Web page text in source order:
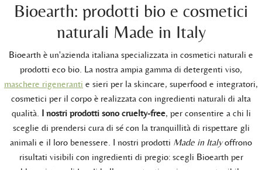
Bioearth: prodotti bio e cosmetici
naturali Made in Italy
Bioearth è un'azienda italiana specializzata in cosmetici naturali e
prodotti eco bio. La nostra ampia gamma di detergenti viso,
maschere rigeneranti e sieri per la skincare, superfood e integratori,
cosmetici per il corpo è realizzata con ingredienti naturali di alta
qualità. I nostri prodotti sono cruelty-free, per consentire a chi li
sceglie di prendersi cura di sé con la tranquillità di rispettare gli
animali e il loro benessere. I nostri prodotti Made in Italyoffrono
risultati visibili con ingredienti di pregio: scegli Bioearth per